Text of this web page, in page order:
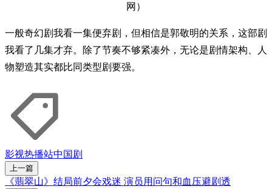
网）
一般奇幻剧我看一集便弃剧，但相信是郭敬明的关系，这部剧
我看了几集才弃。除了节奏不够紧凑外，无论是剧情架构、人
物塑造其实都比同类型剧要强。
影视热播站中国剧
上一篇
《翡翠山》结局前夕会戏迷 演员用问句和血压避剧透